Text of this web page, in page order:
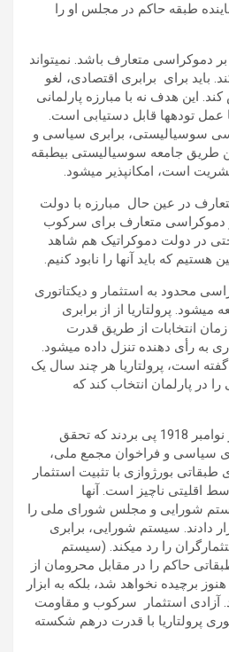
طبقه حاکم در مجلس او را
بر دموکراسی متعارف باشد. نمی­تواند
باید برای برابری اقتصادی، لغو
کند. این هدف نه با مبارزه پارلمانی
عمل توده­ها قابل دستیابی است.
سوسیالیستی، برابری سیاسی و
طریق جامعه سوسیالیستی بی­طبقه
است، امکان­پذیر می­شود.
در عین حال مبارزه با دولت
دموکراسی متعارف برای سرکوب
در دولت دموکراتیک هم شاهد
که باید آن­ها را نابود کنیم.
محدود به استثمار و دیکتاتوری
پرولتاریا از از برابری
انتخابات از طریق قدرت
به رأی دهنده تنزل داده می­شود.
است، پرولتاریا هر چند سال یک
را در پارلمان انتخاب کند که
سوسیالیست­های انقلابی در نوامبر 1918 پی بردند که تحقق
سیاسی و فراخوان مجمع ملی،
بورژوازی با تثبیت استثمار
اقلیتی ناچیز است. آنها
شورایی و مجلس شورای ملی را
دادند. سیستم شورایی، برابری
را رد می­کند. (سیستم
حاکم را در مقابل محرومان از
برچیده نخواهد شد، بلکه به ابزار
آزادی استثمار سرکوب و مقاومت
پرولتاریا با قدرت درهم شکسته